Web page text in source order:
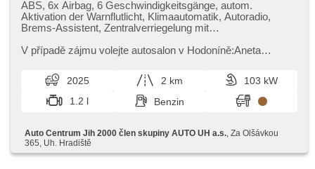
ABS, 6x Airbag, 6 Geschwindigkeitsgänge, autom.
Aktivation der Warnflutlicht, Klimaautomatik, Autoradio,
Brems-Assistent, Zentralverriegelung mit
Beifahrerairbagdeaktivierung, Teilbare Rücksitzbank, El.
Spiegel, Uhr Spur, Wegfahrsperre, Alufelgen, Handgetriebe,
Nebelscheinwerfer, Multifunktionslenkrad, Lenkrad
einstellbar, Bordcomputer, erfüllt 'EURO VI', Servolenkung,
Vorderlichter LED, Antriebsschlupfregelung (ASR),
Elektronisches Stabilitätsprogramm (ESP), Dachträger,
USB, Außenthermometer, beheizte Sitze, beheizte Spiegel,
beheizte Lenkrad, Ausziehbare Kopflehnen,
V případě zájmu volejte autosalon v Hodoníně:Aneta
317 514 nebo e​-mail: a.macuchova@jih2000.cz
2025 2 km
103 kW
1.2 l
Benzin
Auto Centrum Jih 2000 člen skupiny AUTO UH a.s. , Za Olšávkou
365, Uh. Hradiště